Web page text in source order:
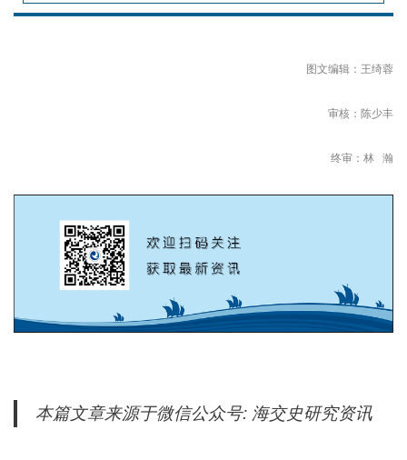
图文编辑：王绮蓉
审核：陈少丰
终审：林 瀚
本篇文章来源于微信公众号: 海交史研究资讯